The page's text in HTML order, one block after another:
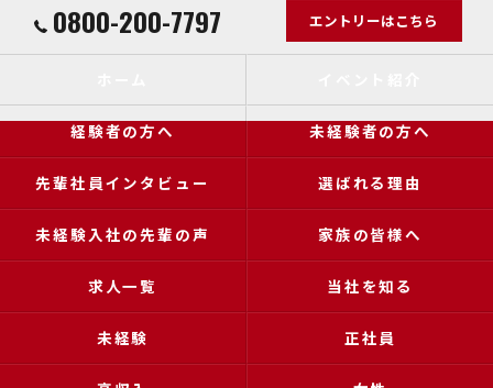
0800-200-7797 エントリーはこちら
経験者の方へ 未経験者の方へ
先輩社員インタビュー 選ばれる理由
未経験入社の先輩の声 家族の皆様へ
求人一覧 当社を知る
未経験 正社員